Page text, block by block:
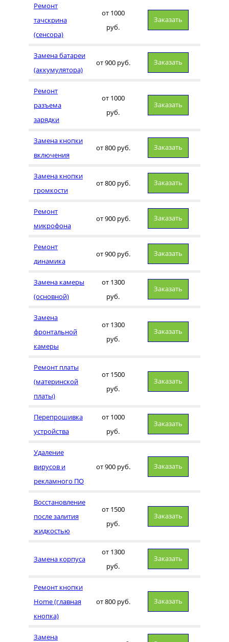
Ремонт
тачскрина
(сенсора)
от 1000
руб.
Заказать
Замена батареи
(аккумулятора)
от 900 руб. Заказать
Ремонт
разъема
зарядки
от 1000
руб.
Заказать
Замена кнопки
включения
от 800 руб. Заказать
Замена кнопки
громкости
от 800 руб. Заказать
Ремонт
микрофона
от 900 руб. Заказать
Ремонт
динамика
от 900 руб. Заказать
Замена камеры
(основной)
от 1300
руб.
Заказать
Замена
фронтальной
камеры
от 1300
руб.
Заказать
Ремонт платы
(материнской
платы)
от 1500
руб.
Заказать
Перепрошивка
устройства
от 1000
руб.
Заказать
Удаление
вирусов и
рекламного ПО
от 900 руб. Заказать
Восстановление
после залития
жидкостью
от 1500
руб.
Заказать
Замена корпуса
от 1300
руб.
Заказать
Ремонт кнопки
Home (главная
кнопка)
от 800 руб. Заказать
Замена